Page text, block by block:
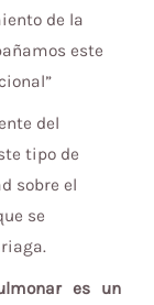
de la
este
del
tipo de
sobre el
se
es un